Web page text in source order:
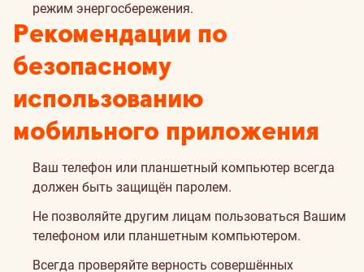
режим энергосбережения.
Рекомендации по
безопасному
использованию
мобильного приложения
Ваш телефон или планшетный компьютер всегда
должен быть защищён паролем.
Не позволяйте другим лицам пользоваться Вашим
телефоном или планшетным компьютером.
Всегда проверяйте верность совершённых